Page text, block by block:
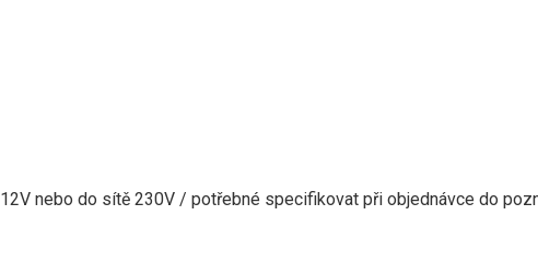
12V nebo do sítě 230V / potřebné specifikovat při objednávce do